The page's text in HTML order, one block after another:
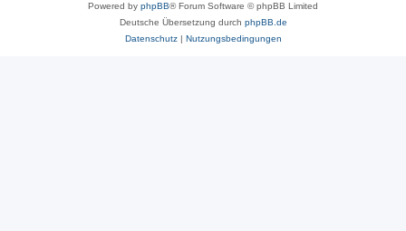
Powered by phpBB® Forum Software © phpBB Limited
Deutsche Übersetzung durch phpBB.de
Datenschutz| Nutzungsbedingungen